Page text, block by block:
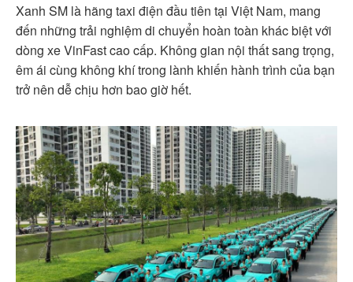
Xanh SM là hãng taxi điện đầu tiên tại Việt Nam, mang
đến những trải nghiệm di chuyển hoàn toàn khác biệt với
dòng xe VinFast cao cấp. Không gian nội thất sang trọng,
êm ái cùng không khí trong lành khiến hành trình của bạn
trở nên dễ chịu hơn bao giờ hết.